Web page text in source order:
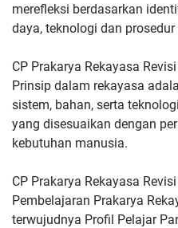
merefleksi berdasarkan
daya, teknologi dan prosedur
CP Prakarya Rekayasa
Prinsip dalam rekayasa
sistem, bahan, serta
yang disesuaikan dengan
kebutuhan manusia.
CP Prakarya Rekayasa
Pembelajaran Prakarya
terwujudnya Profil Pelajar